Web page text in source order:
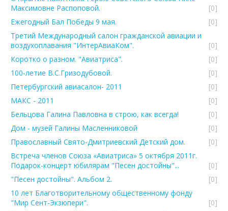
Максимовне Распоповой.
[0]
Ежегодный Бал Победы 9 мая.
[0]
Третий Международный салон гражданской авиации и
воздухоплавания "ИнтерАвиаКом".
[0]
Коротко о разном. "Авиатриса".
[0]
100-летие В.С.Гризодубовой.
[0]
Петербургский авиасалон- 2011
[0]
МАКС - 2011
[0]
Бельцова Галина Павловна в строю, как всегда!
[0]
Дом - музей Галины Масленниковой
[0]
Православный Свято-Дмитриевский Детский дом.
[0]
Встреча членов Союза «Авиатриса» 5 октября 2011г.
Подарок-концерт юбилярам "Песен достойны"...
[0]
"Песен достойны". Альбом 2.
[0]
10 лет Благотворительному общественному фонду
"Мир Сент-Экзюпери".
[0]